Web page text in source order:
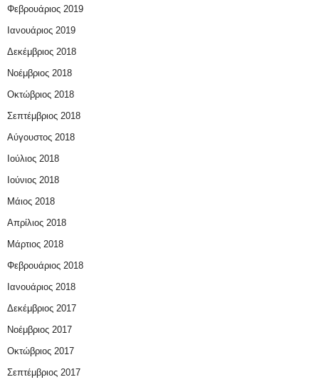
Φεβρουάριος 2019
Ιανουάριος 2019
Δεκέμβριος 2018
Νοέμβριος 2018
Οκτώβριος 2018
Σεπτέμβριος 2018
Αύγουστος 2018
Ιούλιος 2018
Ιούνιος 2018
Μάιος 2018
Απρίλιος 2018
Μάρτιος 2018
Φεβρουάριος 2018
Ιανουάριος 2018
Δεκέμβριος 2017
Νοέμβριος 2017
Οκτώβριος 2017
Σεπτέμβριος 2017